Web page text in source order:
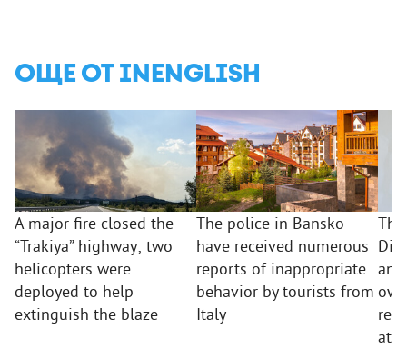
ОЩЕ ОТ INENGLISH
A major fire closed the
“Trakiya” highway; two
helicopters were
deployed to help
extinguish the blaze
The police in Bansko
have received numerous
reports of inappropriate
behavior by tourists from
Italy
an